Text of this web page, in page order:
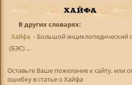
В других словарях:
Хайфа - Большой энциклопедический
(БЭС) ...
Оставьте Ваше пожелание к сайту, или
ошибку в статье о Хайфа